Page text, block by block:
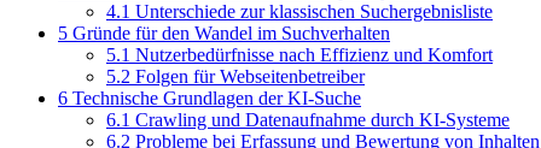
4.1 Unterschiede zur klassischen Suchergebnisliste
5 Gründe für den Wandel im Suchverhalten
5.1 Nutzerbedürfnisse nach Effizienz und Komfort
5.2 Folgen für Webseitenbetreiber
6 Technische Grundlagen der KI-Suche
6.1 Crawling und Datenaufnahme durch KI-Systeme
6.2 Probleme bei Erfassung und Bewertung von Inhalten